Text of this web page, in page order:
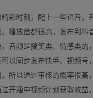
彩时刻，配上一些语音，
播放量都很高，发布到抖
音频是搞笑类、情感类的
以同步发布快手、视频号
所以通过审核的概率很高
开通中视频计划获取收益